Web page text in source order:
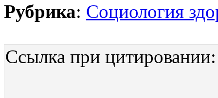
Рубрика: Социология
Ссылка при цитировании: